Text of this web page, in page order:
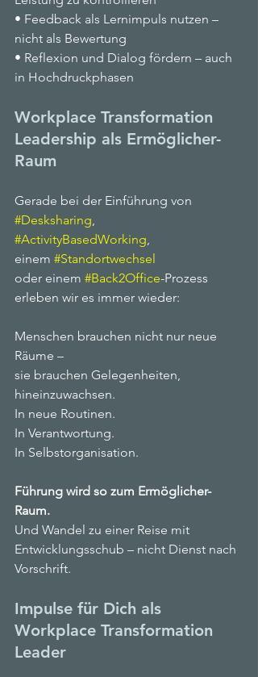
• Feedback als Lernimpuls nutzen –
nicht als Bewertung
• Reflexion und Dialog fördern – auch
in Hochdruckphasen
Workplace Transformation
Leadership als Ermöglicher-
Raum
Gerade bei der Einführung von
#Desksharing,
#ActivityBasedWorking,
einem #Standortwechsel
oder einem #Back2Office-Prozess
erleben wir es immer wieder:
Menschen brauchen nicht nur neue
Räume –
sie brauchen Gelegenheiten,
hineinzuwachsen.
In neue Routinen.
In Verantwortung.
In Selbstorganisation.
Führung wird so zum Ermöglicher-
Raum.
Und Wandel zu einer Reise mit
Entwicklungsschub – nicht Dienst nach
Vorschrift.
Impulse für Dich als
Workplace Transformation
Leader